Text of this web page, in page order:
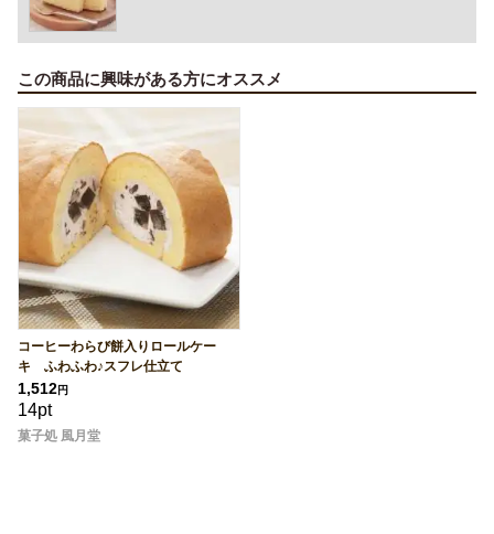
この商品に興味がある方にオススメ
コーヒーわらび餅入りロールケー
キ ふわふわ♪スフレ仕立て
1,512円
14pt
菓子処 風月堂